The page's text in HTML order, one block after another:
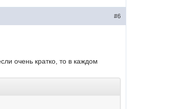
#6
очень кратко, то в каждом